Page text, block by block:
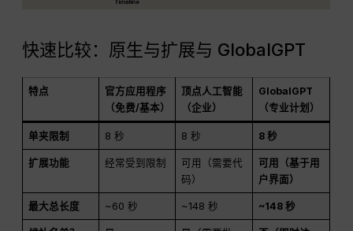
快速比较：原生与扩展与 GlobalGPT
特点
官方应用程序
（免费/基本）
顶点人工智能
（企业）
GlobalGPT
（专业计划）
单夹限制 8 秒 8 秒 8 秒
扩展功能 经常受到限制
可用（需要代
码）
可用（基于用
户界面）
最大总长度 ~60 秒 ~148 秒 ~148 秒